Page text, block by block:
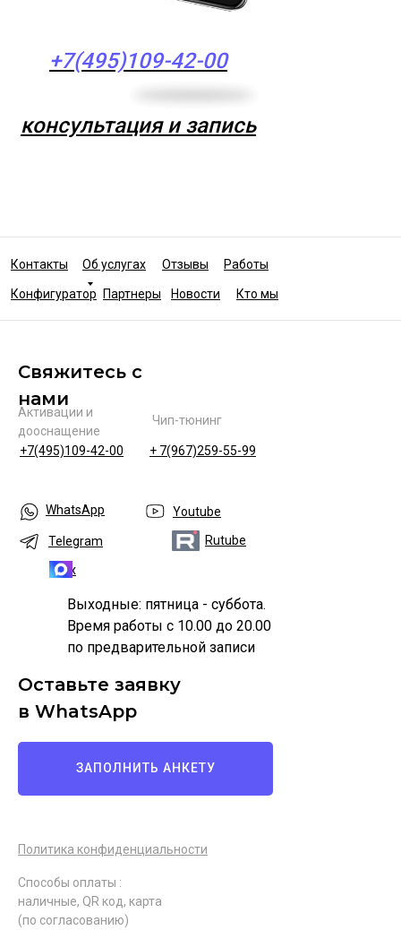
Кто мы
Конфигуратор
Отзывы
Об услугах
+7(495)109-42-00
консультация и запись
Работы
Партнеры Новости
Контакты
Чип-тюнинг
+ 7(967)259-55-99
Политика конфиденциальности
Активации и
дооснащение
Оставьте заявку
в WhatsApp
Свяжитесь с
нами
ЗАПОЛНИТЬ АНКЕТУ
WhatsApp
Telegram
Max
Способы оплаты :
наличные, QR код, карта
(по согласованию)
+7(495)109-42-00
Youtube
Rutube
Выходные: пятница - суббота.
Время работы с 10.00 до 20.00
по предварительной записи